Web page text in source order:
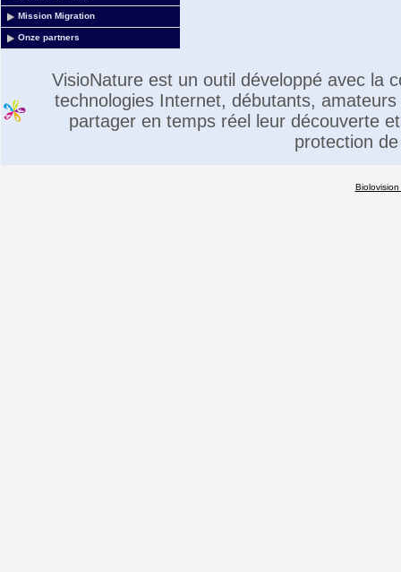
Mission Migration
Onze partners
VisioNature est un outil développé avec la
technologies Internet, débutants,
partager en temps réel leur découverte
protection
Biolovision